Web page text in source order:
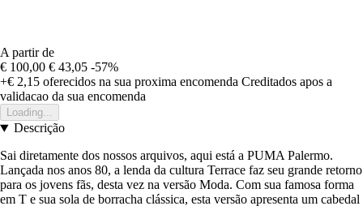
A partir de
€ 100,00 € 43,05 -57%
+€ 2,15 oferecidos na sua proxima encomenda Creditados apos a
validacao da sua encomenda
Loading...
Descrição
Sai diretamente dos nossos arquivos, aqui está a PUMA Palermo.
Lançada nos anos 80, a lenda da cultura Terrace faz seu grande retorno
para os jovens fãs, desta vez na versão Moda. Com sua famosa forma
em T e sua sola de borracha clássica, esta versão apresenta um cabedal